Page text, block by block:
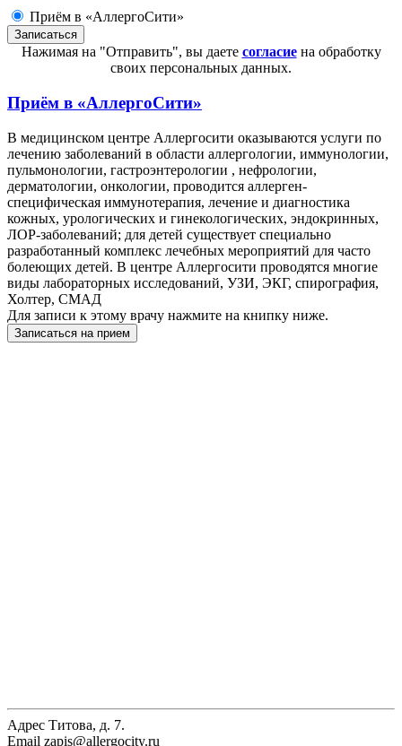
Приём в «АллергоСити»
Нажимая на "Отправить", вы даете согласиена обработку
своих персональных данных.
Приём в «АллергоСити»
В медицинском центре Аллергосити оказываются услуги по
лечению заболеваний в области аллергологии, иммунологии,
пульмонологии, гастроэнтерологии , нефрологии,
дерматологии, онкологии, проводится аллерген-
специфическая иммунотерапия, лечение и диагностика
кожных, урологических и гинекологических, эндокринных,
ЛОР-заболеваний; для детей существует специально
разработанный комплекс лечебных мероприятий для часто
болеющих детей. В центре Аллергосити проводятся многие
виды лабораторных исследований, УЗИ, ЭКГ, спирография,
Холтер, СМАД
Для записи к этому врачу нажмите на книпку ниже.
Записаться на прием
Адрес Титова, д. 7.
Email zapis@allergocity.ru